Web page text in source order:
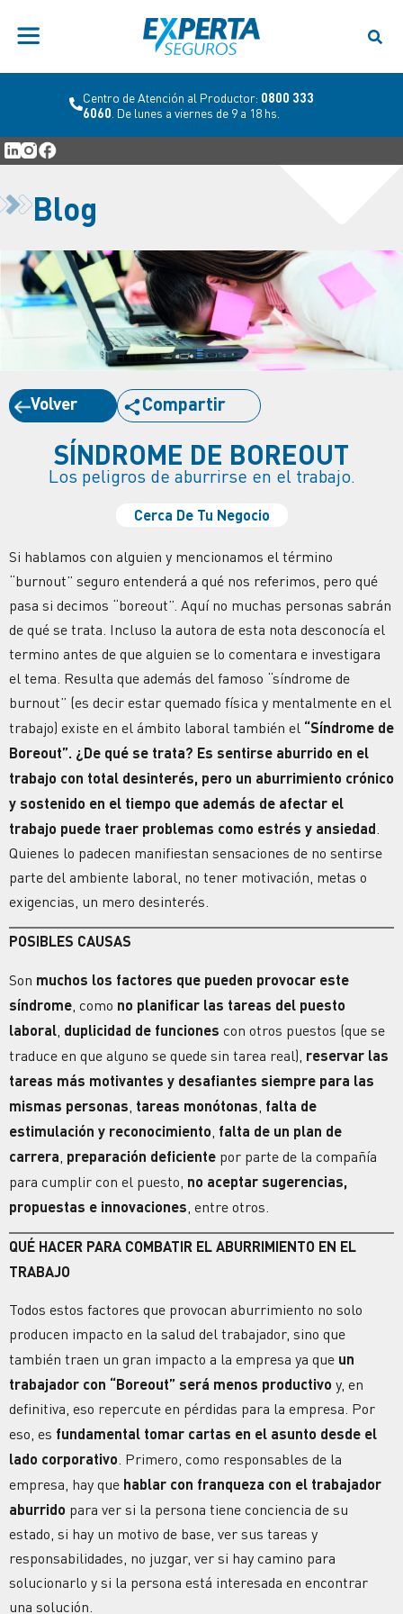
Centro de Atención al Productor: 0800 333
6060 . De lunes a viernes de 9 a 18 hs.
Blog
Volver Compartir
SÍNDROME DE BOREOUT
Los peligros de aburrirse en el trabajo.
Cerca De Tu Negocio
Si hablamos con alguien y mencionamos el término
“burnout” seguro entenderá a qué nos referimos, pero qué
pasa si decimos “boreout”. Aquí no muchas personas sabrán
de qué se trata. Incluso la autora de esta nota desconocía el
termino antes de que alguien se lo comentara e investigara
el tema. Resulta que además del famoso “síndrome de
burnout” (es decir estar quemado física y mentalmente en el
trabajo) existe en el ámbito laboral también el “Síndrome de
Boreout”. ¿De qué se trata? Es sentirse aburrido en el
trabajo con total desinterés, pero un aburrimiento crónico
y sostenido en el tiempo que además de afectar el
trabajo puede traer problemas como estrés y ansiedad
Quienes lo padecen manifiestan sensaciones de no sentirse
parte del ambiente laboral, no tener motivación, metas o
exigencias, un mero desinterés.
POSIBLES CAUSAS
Son muchos los factores que pueden provocar este
síndrome , como no planificar las tareas del puesto
laboral duplicidad de funciones con otros puestos (que se
traduce en que alguno se quede sin tarea real), reservar las
tareas más motivantes y desafiantes siempre para las
mismas personas tareas monótonas falta de
estimulación y reconocimiento falta de un plan de
carrera preparación deficiente por parte de la compañía
para cumplir con el puesto, no aceptar sugerencias,
propuestas e innovaciones , entre otros.
QUÉ HACER PARA COMBATIR EL ABURRIMIENTO EN EL
TRABAJO
Todos estos factores que provocan aburrimiento no solo
producen impacto en la salud del trabajador, sino que
también traen un gran impacto a la empresa ya que un
trabajador con “Boreout” será menos productivo y, en
definitiva, eso repercute en pérdidas para la empresa. Por
eso, es fundamental tomar cartas en el asunto desde el
lado corporativo . Primero, como responsables de la
empresa, hay que hablar con franqueza con el trabajador
aburrido para ver si la persona tiene conciencia de su
estado, si hay un motivo de base, ver sus tareas y
responsabilidades, no juzgar, ver si hay camino para
solucionarlo y si la persona está interesada en encontrar
una solución.